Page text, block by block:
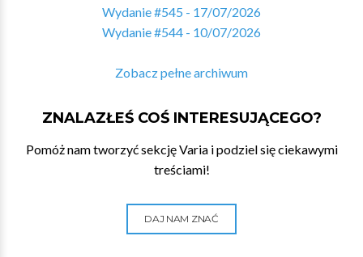
Wydanie #545 - 17/07/2026
Wydanie #544 - 10/07/2026
Zobacz pełne archiwum
ZNALAZŁEŚ COŚ INTERESUJĄCEGO?
Pomóż nam tworzyć sekcję Varia i podziel się ciekawymi
treściami!
DAJ NAM ZNAĆ